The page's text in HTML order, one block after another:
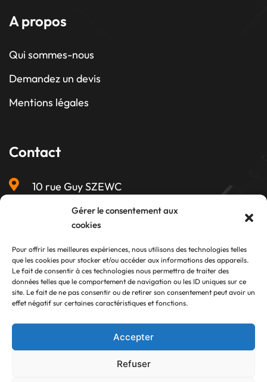
Gérer le consentement aux
cookies
Pour offrir les meilleures expériences, nous utilisons des technologies telles
que les cookies pour stocker et/ou accéder aux informations des appareils.
Le fait de consentir à ces technologies nous permettra de traiter des
données telles que le comportement de navigation ou les ID uniques sur ce
site. Le fait de ne pas consentir ou de retirer son consentement peut avoir un
effet négatif sur certaines caractéristiques et fonctions.
Accepter
Refuser
A propos
Qui sommes-nous
Demandez un devis
Mentions légales
Contact
10 rue Guy SZEWC
Z.A du Ball-Trap
17340 Châtelaillon-Plage
05 46 56 23 45
Suivez-nous